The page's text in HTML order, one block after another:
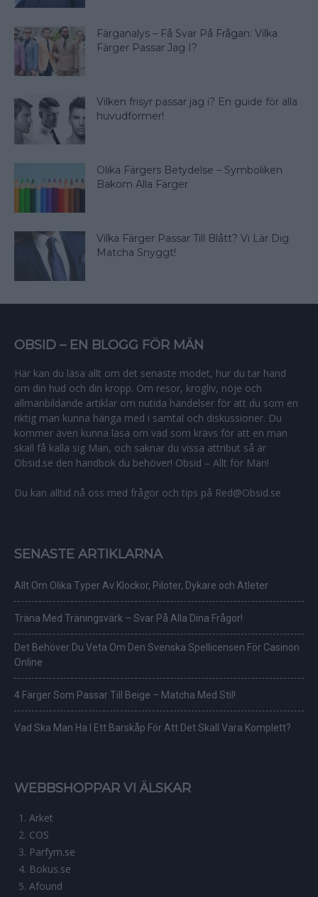
Färganalys – Få Svar På Frågan: Vilka
Färger Passar Jag I?
Vilken frisyr passar jag i? En guide för alla
huvudformer!
Olika Färgers Betydelse – Symboliken
Bakom Alla Färger
Vilka Färger Passar Till Blått? Vi Lär Dig
Matcha Snyggt!
OBSID – EN BLOGG FÖR MÄN
Här kan du läsa allt om det senaste modet, hur du tar hand
om din hud och din kropp. Om resor, krogliv, nöje och
allmänbildande artiklar om nutida händelser för att du som en
riktig man kunna hänga med i samtal och diskussioner. Du
kommer även kunna läsa om vad som krävs för att en man
skall få kalla sig Man, och saknar du vissa attribut så är
Obsid.se den handbok du behöver! Obsid – Allt för Män!
Du kan alltid nå oss med frågor och tips på Red@Obsid.se
SENASTE ARTIKLARNA
Allt Om Olika Typer Av Klockor, Piloter, Dykare och Atleter
Träna Med Träningsvärk – Svar På Alla Dina Frågor!
Det Behöver Du Veta Om Den Svenska Spellicensen För Casinon
Online
4 Färger Som Passar Till Beige – Matcha Med Stil!
Vad Ska Man Ha I Ett Barskåp För Att Det Skall Vara Komplett?
WEBBSHOPPAR VI ÄLSKAR
Arket
COS
Parfym.se
Bokus.se
Afound